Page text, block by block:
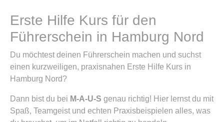
Erste Hilfe Kurs für den
Führerschein in Hamburg Nord
Du möchtest deinen Führerschein machen und suchst
einen kurzweiligen, praxisnahen Erste Hilfe Kurs in
Hamburg Nord?
Dann bist du bei M-A-U-S genau richtig! Hier lernst du mit
Spaß, Teamgeist und echten Praxisbeispielen alles, was